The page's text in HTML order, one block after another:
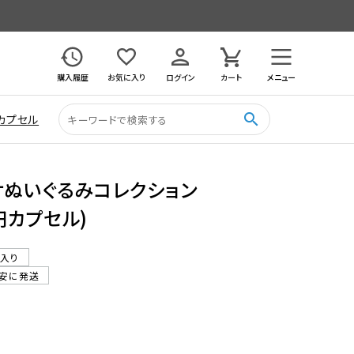
購入履歴
お気に入り ログイン カート メニュー
プセル search
いぐるみコレクション
プセル)
り
に発送